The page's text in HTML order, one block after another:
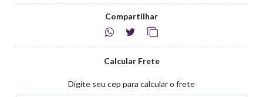
Compartilhar
Calcular Frete
Digite seu cep para calcular o frete